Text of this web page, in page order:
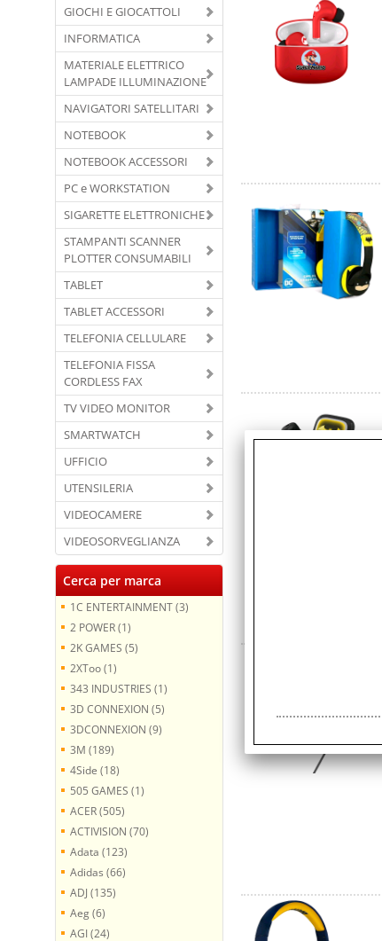
GIOCHI E GIOCATTOLI
INFORMATICA
MATERIALE ELETTRICO
LAMPADE ILLUMINAZIONE
NAVIGATORI SATELLITARI
NOTEBOOK
NOTEBOOK ACCESSORI
PC e WORKSTATION
SIGARETTE ELETTRONICHE
STAMPANTI SCANNER
PLOTTER CONSUMABILI
TABLET
TABLET ACCESSORI
TELEFONIA CELLULARE
TELEFONIA FISSA
CORDLESS FAX
TV VIDEO MONITOR
SMARTWATCH
UFFICIO
UTENSILERIA
VIDEOCAMERE
VIDEOSORVEGLIANZA
Cerca per marca
1C ENTERTAINMENT (3)
2 POWER (1)
2K GAMES (5)
2XToo (1)
343 INDUSTRIES (1)
3D CONNEXION (5)
3DCONNEXION (9)
3M (189)
4Side (18)
505 GAMES (1)
ACER (505)
ACTIVISION (70)
Adata (123)
Adidas (66)
ADJ (135)
Aeg (6)
AGI (24)